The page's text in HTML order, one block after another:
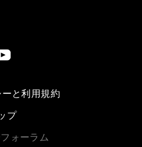
と利用規約
プ
ォーラム